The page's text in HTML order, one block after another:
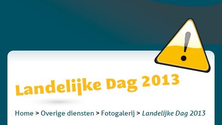
Landelijke Dag 2013
Home > Overige diensten > Fotogalerij > Landelijke Dag 2013